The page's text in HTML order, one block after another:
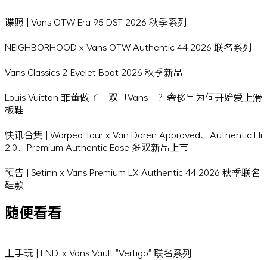
谍照 | Vans OTW Era 95 DST 2026 秋季系列
NEIGHBORHOOD x Vans OTW Authentic 44 2026 联名系列
Vans Classics 2-Eyelet Boat 2026 秋季新品
Louis Vuitton 菲董做了一双「Vans」？奢侈品为何开始爱上滑
板鞋
快讯合集 | Warped Tour x Van Doren Approved、Authentic Hi
2.0、Premium Authentic Ease 多双新品上市
预告 | Setinn x Vans Premium LX Authentic 44 2026 秋季联名
鞋款
随便看看
上手玩 | END. x Vans Vault "Vertigo" 联名系列